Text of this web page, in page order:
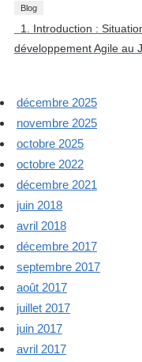
Blog
1. Introduction :
développement Agile au
décembre 2025
novembre 2025
octobre 2025
octobre 2022
décembre 2021
juin 2018
avril 2018
décembre 2017
septembre 2017
août 2017
juillet 2017
juin 2017
avril 2017